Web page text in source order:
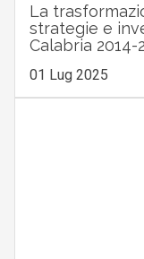
La
strategie e
Calabria 2014-
01 Lug 2025